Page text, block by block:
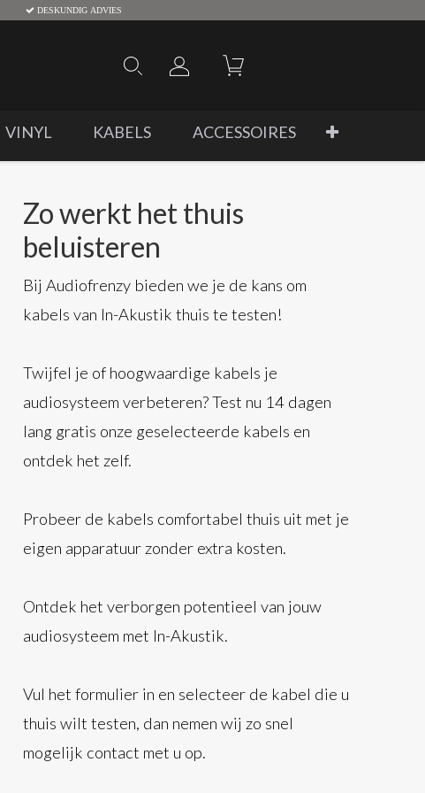
DESKUNDIG ADVIES
VINYL KABELS ACCESSOIRES
Zo werkt het thuis
beluisteren
Bij Audiofrenzy bieden we je de kans om
kabels van In-Akustik thuis te testen!
Twijfel je of hoogwaardige kabels je
audiosysteem verbeteren? Test nu 14 dagen
lang gratis onze geselecteerde kabels en
ontdek het zelf.
Probeer de kabels comfortabel thuis uit met je
eigen apparatuur zonder extra kosten.
Ontdek het verborgen potentieel van jouw
audiosysteem met In-Akustik.
Vul het formulier in en selecteer de kabel die u
thuis wilt testen, dan nemen wij zo snel
mogelijk contact met u op.